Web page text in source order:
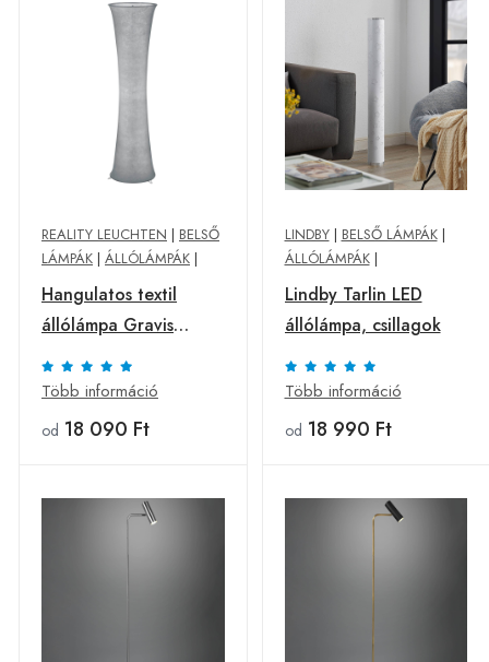
REALITY LEUCHTEN | BELSŐ
LÁMPÁK | ÁLLÓLÁMPÁK |
Hangulatos textil
állólámpa Gravis
szürke
Több információ
od 18 090 Ft
LINDBY| BELSŐ LÁMPÁK|
ÁLLÓLÁMPÁK|
Lindby Tarlin LED
állólámpa, csillagok
Több információ
od 18 990 Ft